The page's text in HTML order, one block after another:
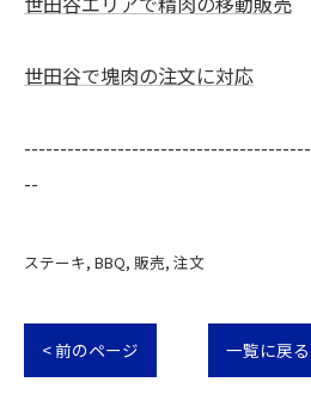
世田谷で塊肉の注文に対応
--
ステーキ BBQ 販売 注文
< 前のページ 一覧に戻る